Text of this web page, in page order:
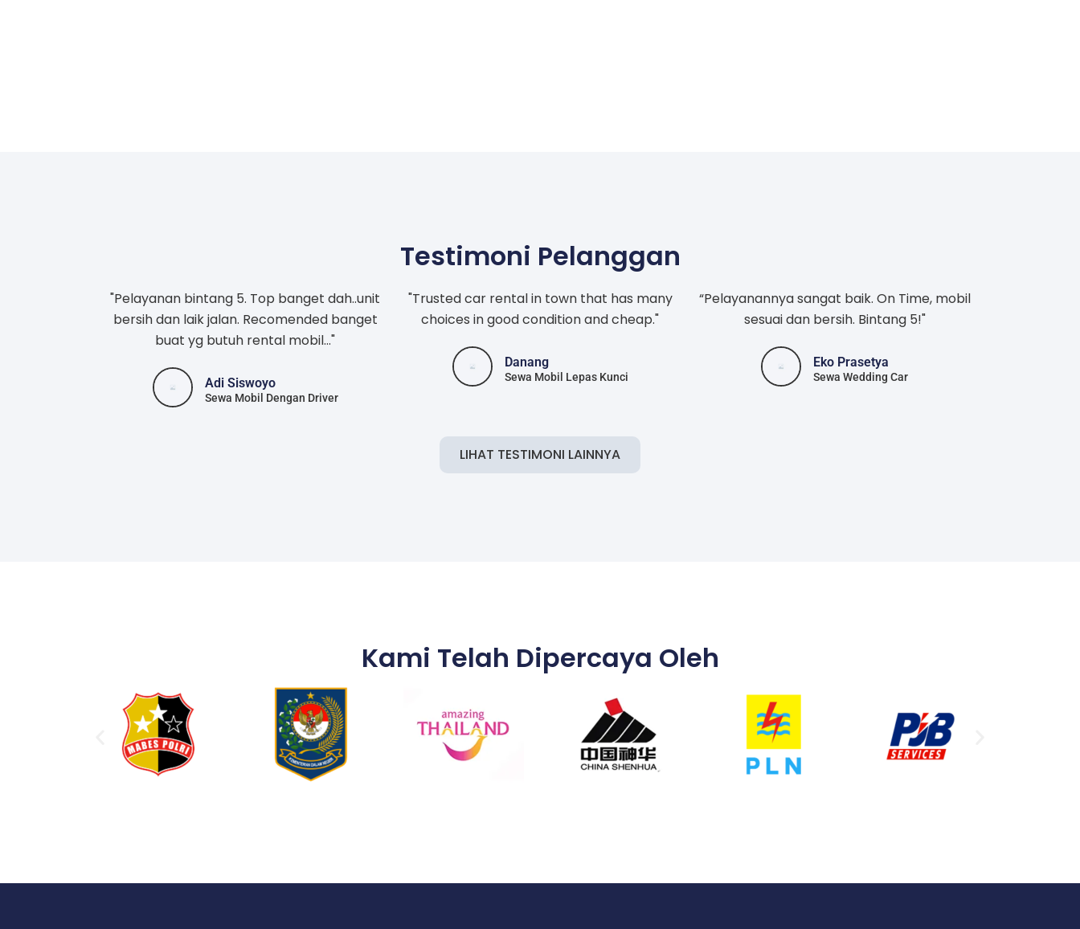
Testimoni Pelanggan
"Pelayanan bintang 5. Top banget dah..unit
bersih dan laik jalan. Recomended banget
buat yg butuh rental mobil..."
Adi Siswoyo
Sewa Mobil Dengan Driver
"Trusted car rental in town that has many
choices in good condition and cheap."
Danang
Sewa Mobil Lepas Kunci
“Pelayanannya sangat baik. On Time, mobil
sesuai dan bersih. Bintang 5!"
Eko Prasetya
Sewa Wedding Car
LIHAT TESTIMONI LAINNYA
Kami Telah Dipercaya Oleh